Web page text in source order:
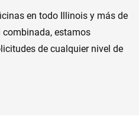
en todo Illinois y más de
combinada, estamos
de cualquier nivel de